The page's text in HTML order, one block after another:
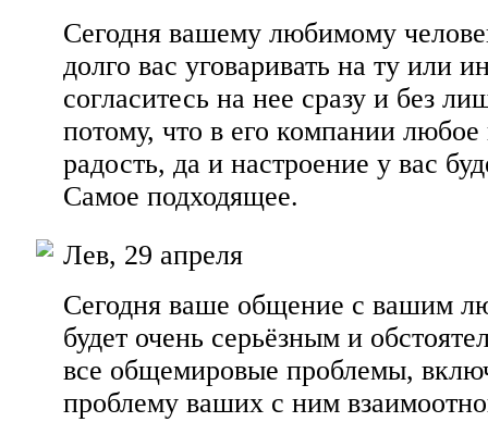
Сегодня вашему любимому
долго вас уговаривать на ту или
согласитесь на нее сразу и без
потому, что в его компании
радость, да и настроение у вас
Самое подходящее.
Лев, 29 апреля
Сегодня ваше общение с вашим
будет очень серьёзным и
все общемировые проблемы,
проблему ваших с ним